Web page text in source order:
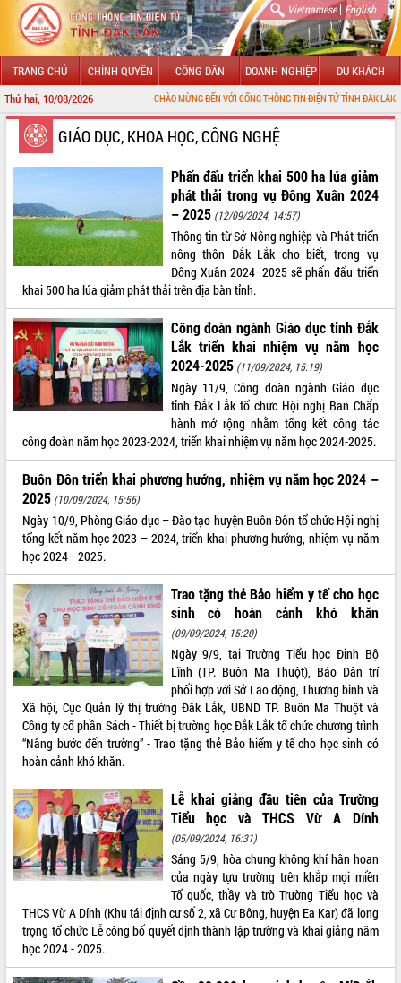
Vietnamese| English
TRANG CHỦ CHÍNH QUYỀN CÔNG DÂN DOANH NGHIỆP DU KHÁCH
Thứ hai, 10/08/2026CHÀO MỪNG ĐẾN VỚI CỔNG THÔNG TIN ĐIỆN TỬ TỈNH ĐẮK LẮK
GIỚI THIỆU
LÃNH ĐẠO UBND TỈNH
TIN TỨC SỰ KIỆN
SỞ, BAN, NGÀNH
THÔNG TIN CHỈ ĐẠO ĐIỀU HÀNH
HỆ THỐNG VĂN BẢN
VĂN BẢN HĐND TỈNH
QUY HOẠCH - KẾ HOẠCH
VIDEO
GIÁO DỤC, KHOA HỌC, CÔNG NGHỆ
Phấn đấu triển khai 500 ha lúa giảm
phát thải trong vụ Đông Xuân 2024
– 2025 (12/09/2024, 14:57)
Thông tin từ Sở Nông nghiệp và Phát triển
nông thôn Đắk Lắk cho biết, trong vụ
Đông Xuân 2024–2025 sẽ phấn đấu triển
khai 500 ha lúa giảm phát thải trên địa bàn tỉnh.
Công đoàn ngành Giáo dục tỉnh Đắk
Lắk triển khai nhiệm vụ năm học
2024-2025 (11/09/2024, 15:19)
Ngày 11/9, Công đoàn ngành Giáo dục
tỉnh Đắk Lắk tổ chức Hội nghị Ban Chấp
hành mở rộng nhằm tổng kết công tác
công đoàn năm học 2023-2024, triển khai nhiệm vụ năm học 2024-2025.
Buôn Đôn triển khai phương hướng, nhiệm vụ năm học 2024 –
2025 (10/09/2024, 15:56)
Ngày 10/9, Phòng Giáo dục – Đào tạo huyện Buôn Đôn tổ chức Hội nghị
tổng kết năm học 2023 – 2024, triển khai phương hướng, nhiệm vụ năm
học 2024– 2025.
Trao tặng thẻ Bảo hiểm y tế cho học
sinh có hoàn cảnh khó khăn
(09/09/2024, 15:20)
Ngày 9/9, tại Trường Tiểu học Đinh Bộ
Lĩnh (TP. Buôn Ma Thuột), Báo Dân trí
phối hợp với Sở Lao động, Thương binh và
Xã hội, Cục Quản lý thị trường Đắk Lắk, UBND TP. Buôn Ma Thuột và
Công ty cổ phần Sách - Thiết bị trường học Đắk Lắk tổ chức chương trình
“Nâng bước đến trường” - Trao tặng thẻ Bảo hiểm y tế cho học sinh có
hoàn cảnh khó khăn.
Lễ khai giảng đầu tiên của Trường
Tiểu học và THCS Vừ A Dính
(05/09/2024, 16:31)
Sáng 5/9, hòa chung không khí hân hoan
của ngày tựu trường trên khắp mọi miền
Tổ quốc, thầy và trò Trường Tiểu học và
THCS Vừ A Dính (Khu tái định cư số 2, xã Cư Bông, huyện Ea Kar) đã long
trọng tổ chức Lễ công bố quyết định thành lập trường và khai giảng năm
học 2024 - 2025.